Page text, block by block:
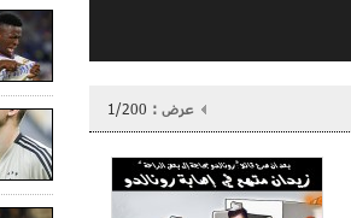
عرض : 1/200